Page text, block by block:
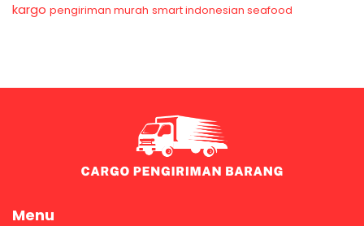
kargo pengiriman murah smart indonesian seafood
Menu